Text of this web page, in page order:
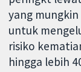
yang
untuk
risiko
hingga lebih